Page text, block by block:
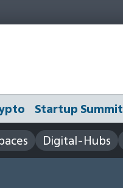
Startup Summit
Digital-Hubs